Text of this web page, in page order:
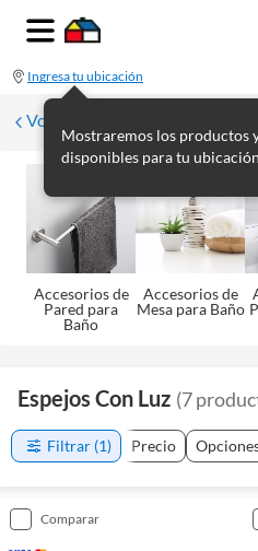
Ingresa tu ubicación
Mostraremos los productos
disponibles para tu
Volver a Baño
Accesorios de
Pared para
Baño
Accesorios de
Mesa para Baño
Espejos Con Luz (7
Filtrar (1) Precio
comparar